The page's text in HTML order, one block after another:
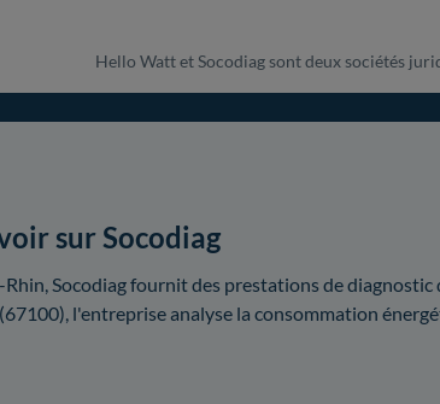
Hello Watt et Socodiag sont deux sociétés
sur Socodiag
Rhin, Socodiag fournit des prestations de
l'entreprise analyse la consommation